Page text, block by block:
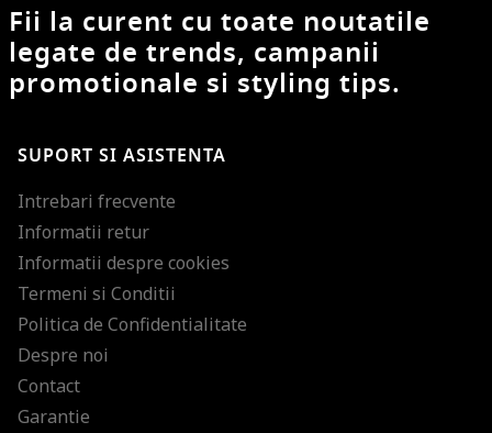
Fii la curent cu toate noutatile
legate de trends, campanii
promotionale si styling tips.
SUPORT SI ASISTENTA
Intrebari frecvente
Informatii retur
Informatii despre cookies
Termeni si Conditii
Politica de Confidentialitate
Despre noi
Contact
Garantie